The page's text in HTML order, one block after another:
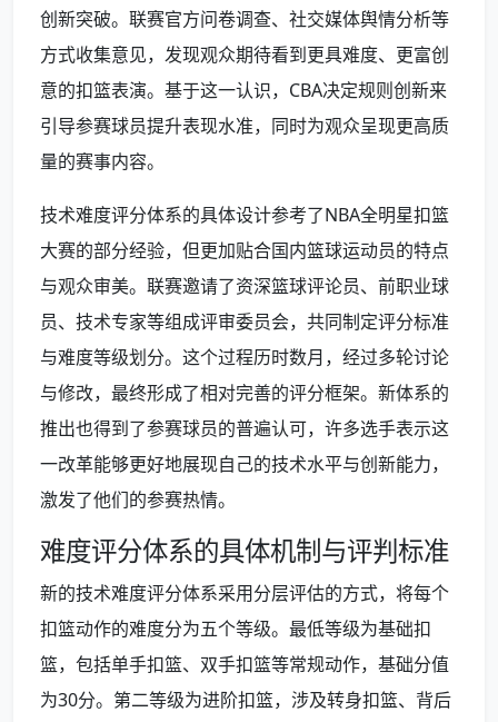
创新突破。联赛官方问卷调查、社交媒体舆情分析等
方式收集意见，发现观众期待看到更具难度、更富创
意的扣篮表演。基于这一认识，CBA决定规则创新来
引导参赛球员提升表现水准，同时为观众呈现更高质
量的赛事内容。
技术难度评分体系的具体设计参考了NBA全明星扣篮
大赛的部分经验，但更加贴合国内篮球运动员的特点
与观众审美。联赛邀请了资深篮球评论员、前职业球
员、技术专家等组成评审委员会，共同制定评分标准
与难度等级划分。这个过程历时数月，经过多轮讨论
与修改，最终形成了相对完善的评分框架。新体系的
推出也得到了参赛球员的普遍认可，许多选手表示这
一改革能够更好地展现自己的技术水平与创新能力，
激发了他们的参赛热情。
难度评分体系的具体机制与评判标准
新的技术难度评分体系采用分层评估的方式，将每个
扣篮动作的难度分为五个等级。最低等级为基础扣
篮，包括单手扣篮、双手扣篮等常规动作，基础分值
为30分。第二等级为进阶扣篮，涉及转身扣篮、背后